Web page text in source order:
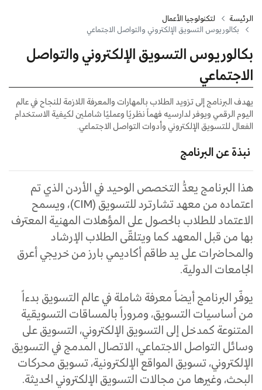
الرئيسة
لتكنولوجيا الأعمال
بكالوريوس التسويق الإلكتروني والتواصل الاجتماعي
بكالوريوس التسويق الإلكتروني والتواصل
الاجتماعي
يهدف البرنامج إلى تزويد الطلاب بالمهارات والمعرفة اللازمة للنجاح في عالم
اليوم الرقمي ويوفر لدارسيه فهماً نظريًا وعمليًا شاملين لكيفية الاستخدام
الفعال للتسويق الإلكتروني وأدوات التواصل الاجتماعي.
نبذة عن البرنامج
هذا البرنامج يعدُّ التخصص الوحيد في الأردن الذي تم
اعتماده من معهد تشارترد للتسويق (CIM)، ويسمح
الاعتماد للطلاب بالحصول على المؤهلات المهنية المعترف
بها من قبل المعهد كما ويتلقّى الطلاب الإرشاد
والمحاضرات على يد طاقم أكاديمي بارز من خريجي أعرق
الجامعات الدولية.
يوفّر البرنامج أيضاً معرفة شاملة في عالم التسويق بدءاً
من أساسيات التسويق، ومروراً بالمساقات التسويقية
المتنوعة كمدخل إلى التسويق الإلكتروني، التسويق على
وسائل التواصل الاجتماعي، الاتصال المدمج في التسويق
الإلكتروني، تسويق المواقع الإلكترونية، تسويق محركات
البحث، وغيرها من مجالات التسويق الإلكتروني الحديثة.